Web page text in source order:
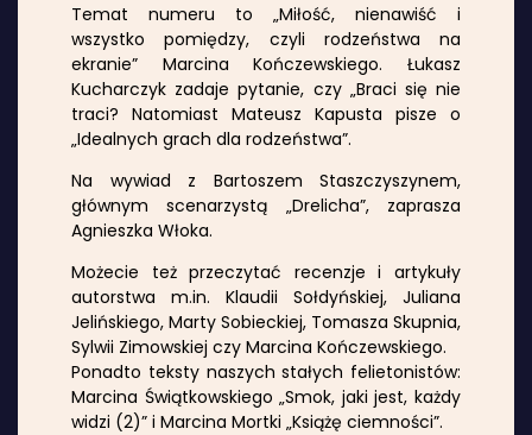
Temat numeru to „Miłość, nienawiść i
wszystko pomiędzy, czyli rodzeństwa na
ekranie” Marcina Kończewskiego. Łukasz
Kucharczyk zadaje pytanie, czy „Braci się nie
traci? Natomiast Mateusz Kapusta pisze o
„Idealnych grach dla rodzeństwa”.
Na wywiad z Bartoszem Staszczyszynem,
głównym scenarzystą „Drelicha”, zaprasza
Agnieszka Włoka.
Możecie też przeczytać recenzje i artykuły
autorstwa m.in. Klaudii Sołdyńskiej, Juliana
Jelińskiego, Marty Sobieckiej, Tomasza Skupnia,
Sylwii Zimowskiej czy Marcina Kończewskiego.
Ponadto teksty naszych stałych felietonistów:
Marcina Świątkowskiego „Smok, jaki jest, każdy
widzi (2)” i Marcina Mortki „Książę ciemności”.